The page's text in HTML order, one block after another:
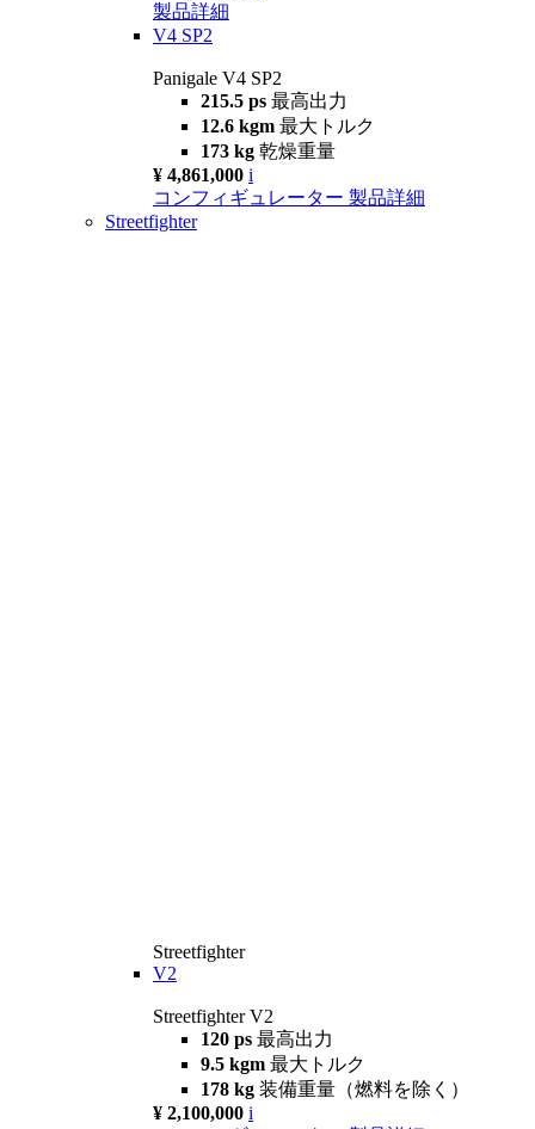
製品詳細
V4 SP2
Panigale V4 SP2
215.5 ps 最高出力
12.6 kgm 最大トルク
173 kg 乾燥重量
¥ 4,861,000 i
コンフィギュレーター 製品詳細
Streetfighter
Streetfighter
V2
Streetfighter V2
120 ps 最高出力
9.5 kgm 最大トルク
178 kg 装備重量（燃料を除く）
¥ 2,100,000 i